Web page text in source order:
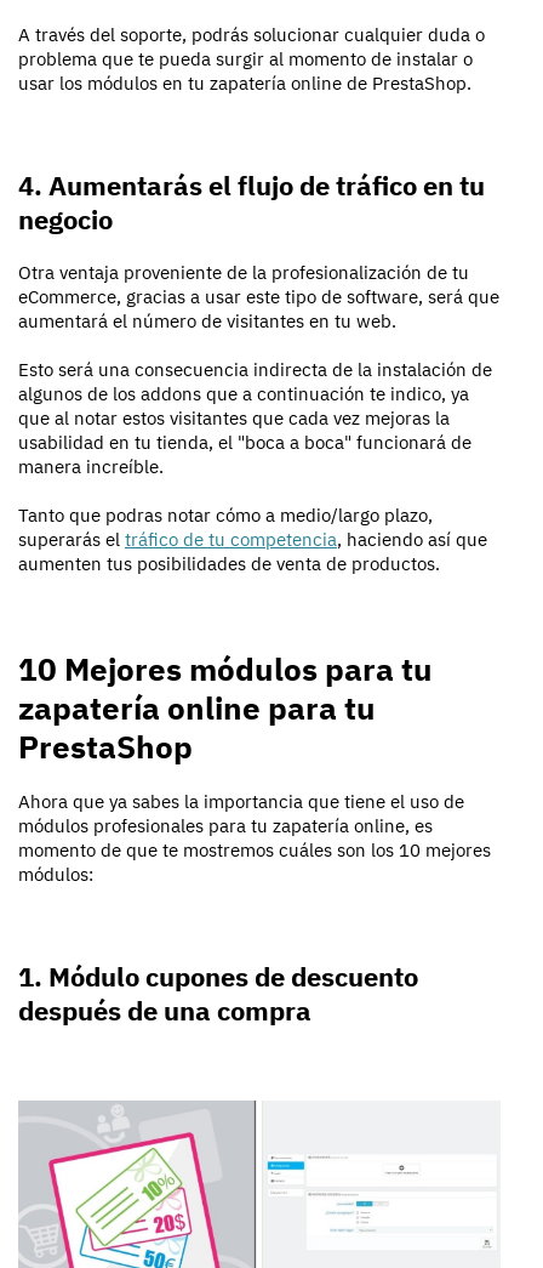
A través del soporte, podrás solucionar cualquier duda o
problema que te pueda surgir al momento de instalar o
usar los módulos en tu zapatería online de PrestaShop.
4. Aumentarás el flujo de tráfico en tu
negocio
Otra ventaja proveniente de la profesionalización de tu
eCommerce, gracias a usar este tipo de software, será que
aumentará el número de visitantes en tu web.
Esto será una consecuencia indirecta de la instalación de
algunos de los addons que a continuación te indico, ya
que al notar estos visitantes que cada vez mejoras la
usabilidad en tu tienda, el "boca a boca" funcionará de
manera increíble.
Tanto que podras notar cómo a medio/largo plazo,
superarás el tráfico de tu competencia, haciendo así que
aumenten tus posibilidades de venta de productos.
10 Mejores módulos para tu
zapatería online para tu
PrestaShop
Ahora que ya sabes la importancia que tiene el uso de
módulos profesionales para tu zapatería online, es
momento de que te mostremos cuáles son los 10 mejores
módulos:
1. Módulo cupones de descuento
después de una compra